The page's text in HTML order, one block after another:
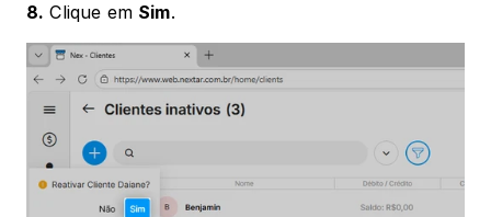
8. Clique em Sim.